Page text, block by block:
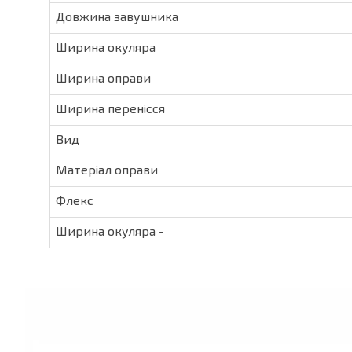
Довжина завушника
Ширина окуляра
Ширина оправи
Ширина перенісся
Вид
Матеріал оправи
Флекс
Ширина окуляра -